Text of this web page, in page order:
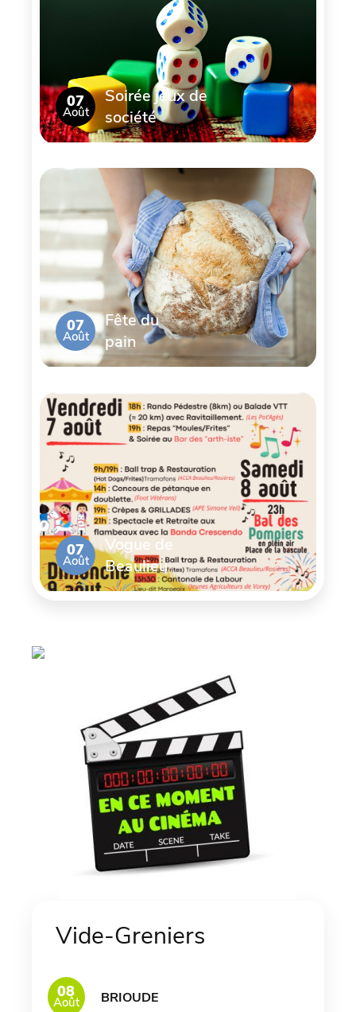
07
Août
Soirée jeux de
société
07
Août
Fête du
pain
07
Août
Vogue de
Beaulieu
Vide-Greniers
08
Août BRIOUDE